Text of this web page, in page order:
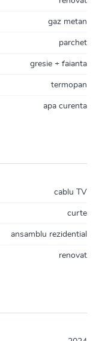
gaz metan
parchet
gresie + faianta
termopan
apa curenta
cablu TV
curte
ansamblu rezidential
renovat